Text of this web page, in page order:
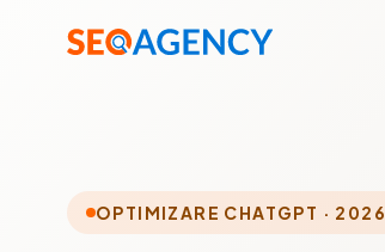
OPTIMIZARE CHATGPT · 2026